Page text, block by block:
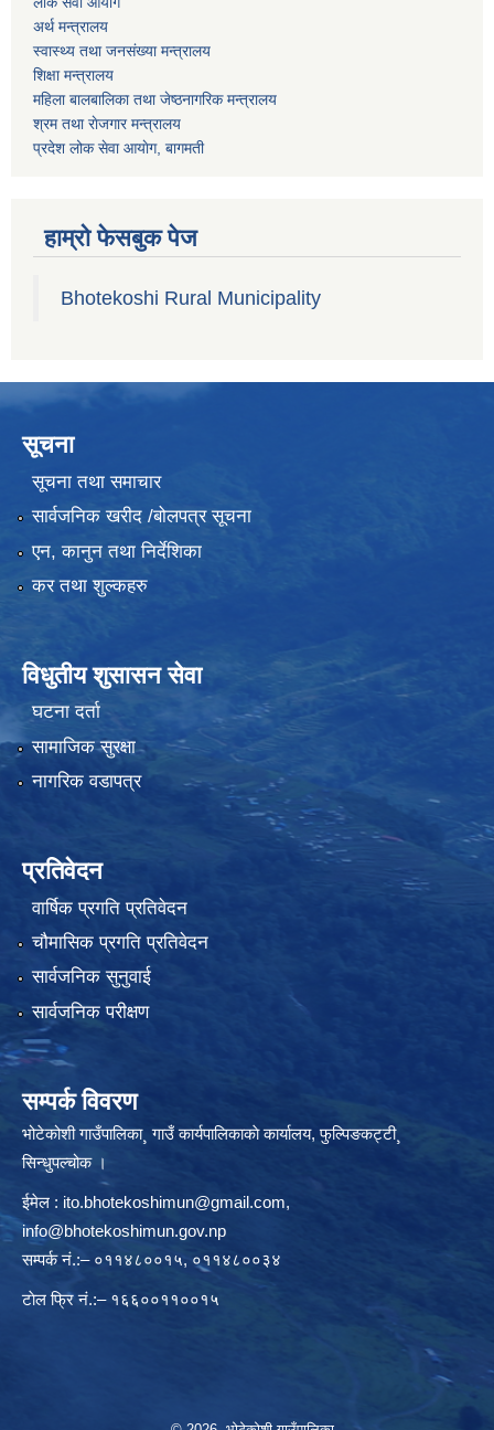
अर्थ मन्त्रालय
स्वास्थ्य तथा जनस‌ंख्या मन्त्रालय
शिक्षा मन्त्रालय
महिला बालबालिका तथा जेष्ठनागरिक मन्त्रालय
श्रम तथा राेजगार मन्त्रालय
प्रदेश लोक सेवा आयाेग, बागमती
हाम्रो फेसबुक पेज
Bhotekoshi Rural Municipality
सूचना
सूचना तथा समाचार
सार्वजनिक खरीद /बोलपत्र सूचना
एन, कानुन तथा निर्देशिका
कर तथा शुल्कहरु
विधुतीय शुसासन सेवा
घटना दर्ता
सामाजिक सुरक्षा
नागरिक वडापत्र
प्रतिवेदन
वार्षिक प्रगति प्रतिवेदन
चौमासिक प्रगति प्रतिवेदन
सार्वजनिक सुनुवाई
सार्वजनिक परीक्षण
सम्पर्क विवरण
भोटेकोशी गाउँपालिका¸ गाउँ कार्यपालिकाकाे कार्यालय, फुल्पिङकट्टी¸
सिन्धुपल्चोक ।
ईमेल : ito.bhotekoshimun@gmail.com,
info@bhotekoshimun.gov.np
सम्पर्क नं.:– ०११४८००१५, ०११४८००३४
टाेल फ्रि नं.:– १६६००११००१५